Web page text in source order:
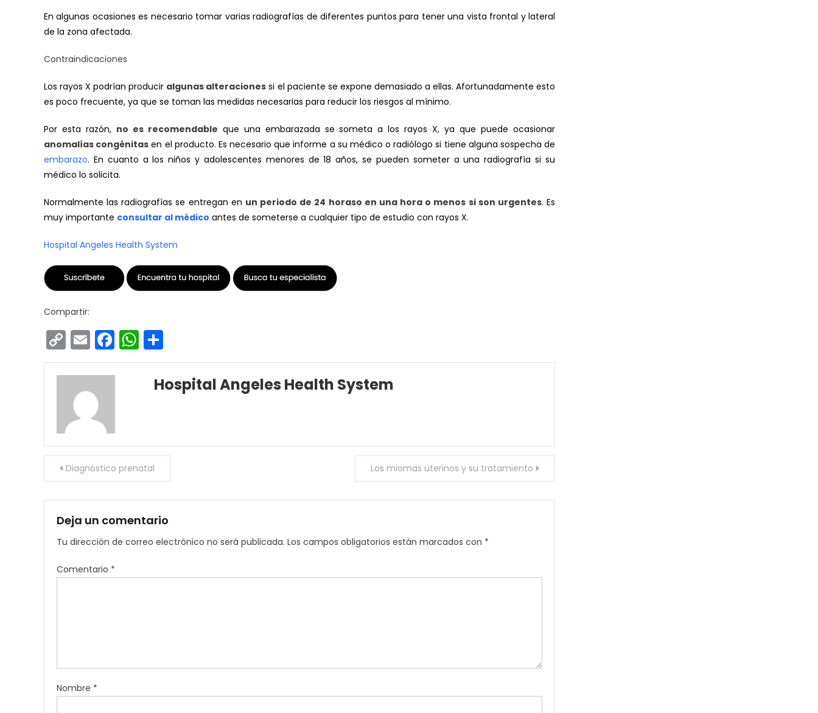
En algunas ocasiones es necesario tomar varias radiografías de diferentes puntos para tener una vista frontal y lateral
de la zona afectada.
Contraindicaciones
Los rayos X podrían producir algunas alteraciones si el paciente se expone demasiado a ellas. Afortunadamente esto
es poco frecuente, ya que se toman las medidas necesarias para reducir los riesgos al mínimo.
Por esta razón, no es recomendable que una embarazada se someta a los rayos X, ya que puede ocasionar
anomalías congénitas en el producto. Es necesario que informe a su médico o radiólogo si tiene alguna sospecha de
embarazo. En cuanto a los niños y adolescentes menores de 18 años, se pueden someter a una radiografía si su
médico lo solicita.
Normalmente las radiografías se entregan en un periodo de 24 horaso en una hora o menos si son urgentes. Es
muy importante consultar al médico antes de someterse a cualquier tipo de estudio con rayos X.
Hospital Angeles Health System
Compartir:
Copy
Link
EmailFacebook
WhatsApp
Hospital Angeles Health System
Navegación
de
entradas
Diagnóstico prenatal Los miomas uterinos y su tratamiento
Deja un comentario
Tu dirección de correo electrónico no será publicada. Los campos obligatorios están marcados con *
Comentario *
Nombre *